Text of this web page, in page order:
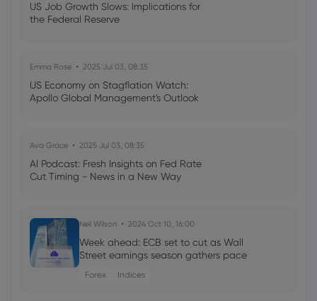
US Job Growth Slows: Implications for
the Federal Reserve
Emma Rose 2025 Jul 03, 08:35
US Economy on Stagflation Watch:
Apollo Global Management's Outlook
Ava Grace 2025 Jul 03, 08:35
AI Podcast: Fresh Insights on Fed Rate
Cut Timing - News in a New Way
Neil Wilson 2024 Oct 10, 16:00
Week ahead: ECB set to cut as Wall
Street earnings season gathers pace
Forex Indices